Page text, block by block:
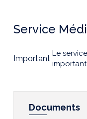
Service
Important
Le
important
Documents